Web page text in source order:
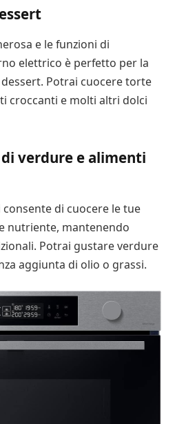
e le funzioni di
elettrico è perfetto per la
Potrai cuocere torte
croccanti e molti altri dolci
verdure e alimenti
di cuocere le tue
nutriente, mantenendo
Potrai gustare verdure
aggiunta di olio o grassi.